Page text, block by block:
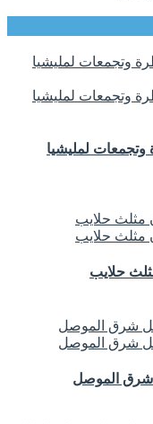
وتجمعات لمليشيا
حلايب
شرق الموصل